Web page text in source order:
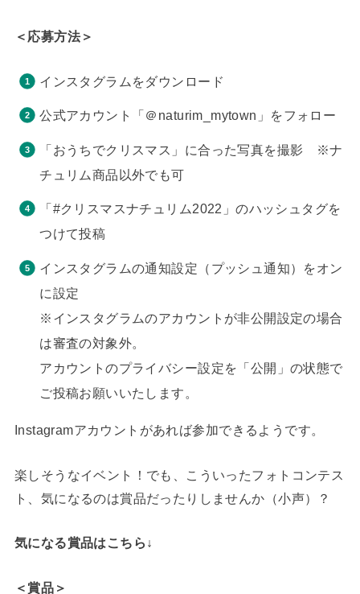
＜応募方法＞
インスタグラムをダウンロード
公式アカウント「＠naturim_mytown」をフォロー
「おうちでクリスマス」に合った写真を撮影 ※ナ
チュリム商品以外でも可
「#クリスマスナチュリム2022」のハッシュタグを
つけて投稿
インスタグラムの通知設定（プッシュ通知）をオン
に設定
※インスタグラムのアカウントが非公開設定の場合
は審査の対象外。
アカウントのプライバシー設定を「公開」の状態で
ご投稿お願いいたします。
Instagramアカウントがあれば参加できるようです。
楽しそうなイベント！でも、こういったフォトコンテス
ト、気になるのは賞品だったりしませんか（小声）？
気になる賞品はこちら↓
＜賞品＞